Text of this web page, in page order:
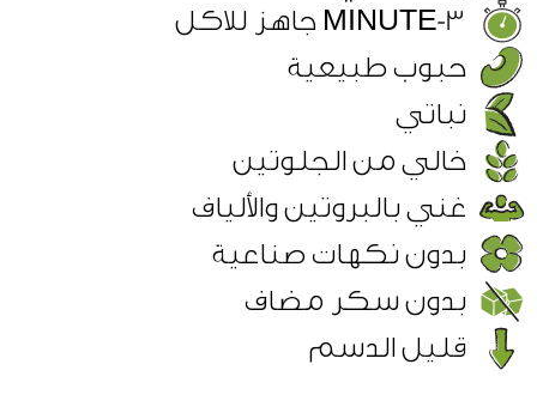
3-MINUTE جاهز للاكل
حبوب طبيعية
نباتي
خالي من الجلوتين
غني بالبروتين والألياف
بدون نكهات صناعية
بدون سكر مضاف
قليل الدسم